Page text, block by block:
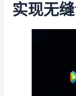
实现无